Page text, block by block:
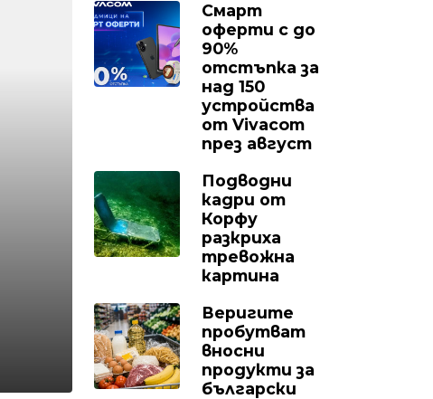
Смарт
оферти с до
90%
отстъпка за
над 150
устройства
от Vivacom
през август
Подводни
кадри от
Корфу
разкриха
тревожна
картина
Веригите
пробутват
вносни
продукти за
български